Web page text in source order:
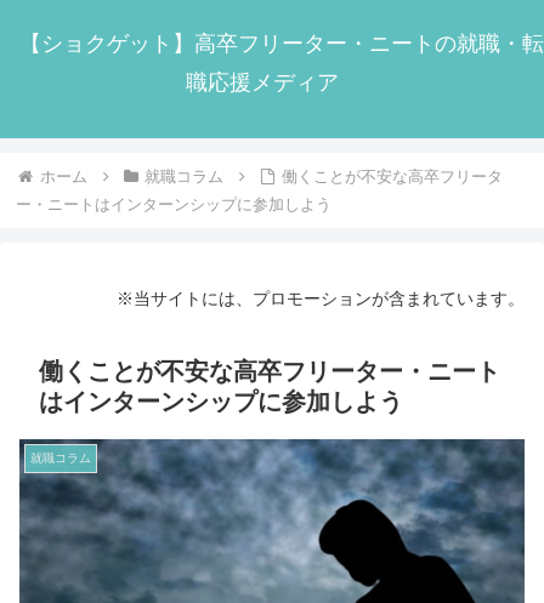
【ショクゲット】高卒フリーター・ニートの就職・転
職応援メディア
ホーム 就職コラム
働くことが不安な高卒フリータ
ー・ニートはインターンシップに参加しよう
※当サイトには、プロモーションが含まれています。
働くことが不安な高卒フリーター・ニート
はインターンシップに参加しよう
就職コラム